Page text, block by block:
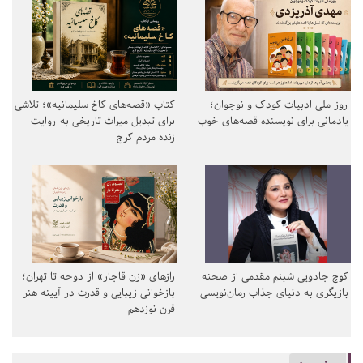
روز ملی ادبیات کودک و نوجوان؛
یادمانی برای نویسنده قصه‌های خوب
کتاب «قصه‌های کاخ سلیمانیه»؛ تلاشی
برای تبدیل میراث تاریخی به روایت
زنده مردم کرج
کوچ جادویی شبنم مقدمی از صحنه
بازیگری به دنیای جذاب رمان‌نویسی
رازهای «زن قاجار» از دوحه تا تهران؛
بازخوانی زیبایی و قدرت در آیینه هنر
قرن نوزدهم